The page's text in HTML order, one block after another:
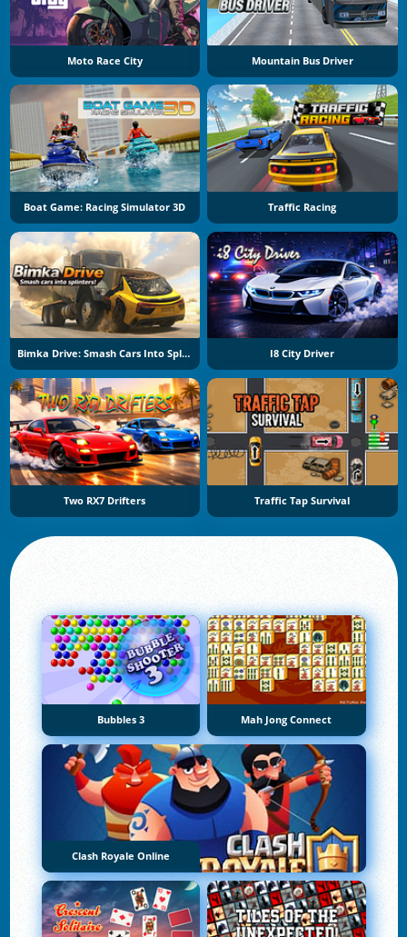
Moto Race City Mountain Bus Driver
Boat Game: Racing Simulator 3D Traffic Racing
Bimka Drive: Smash Cars Into Splinters I8 City Driver
Two RX7 Drifters Traffic Tap Survival
Bubbles 3 Mah Jong Connect
Clash Royale Online